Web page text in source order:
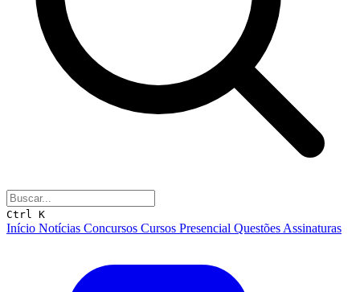
Ctrl K
Início Notícias Concursos Cursos Presencial Questões Assinaturas